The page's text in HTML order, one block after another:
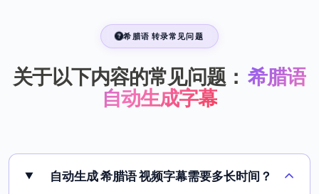
希腊语 转录常见问题
关于以下内容的常见问题： 希腊语
自动生成字幕
自动生成 希腊语 视频字幕需要多长时间？